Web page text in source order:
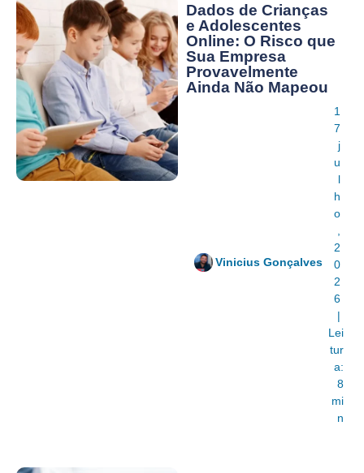
Dados de Crianças
e Adolescentes
Online: O Risco que
Sua Empresa
Provavelmente
Ainda Não Mapeou
Vinicius Gonçalves
1
7
j
u
l
h
o
2
0
2
6
|
Lei
tur
a:
8
mi
n